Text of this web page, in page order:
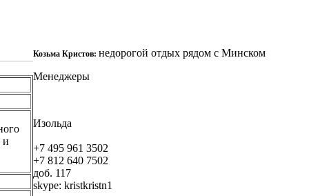
Козьма Кристов: недорогой отдых рядом с Минском
Менеджеры
Изольда
+7 495 961 3502
+7 812 640 7502
доб. 117
skype: kristkristn1
и